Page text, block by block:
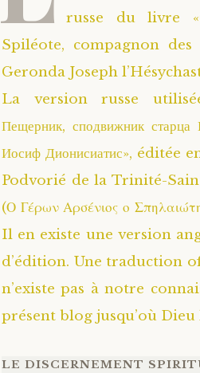
russe du livre
Spiléote, compagnon
Geronda Joseph
La version russe utilisée
Пещерник, сподвижник
Иосиф Дионисиатис»,
Podvorié de la Trinité-
(Ο Γέρων Αρσένιος ο
Il en existe une version
d’édition. Une traduction
n’existe pas à notre
présent blog jusqu’où
LE DISCERNEMENT